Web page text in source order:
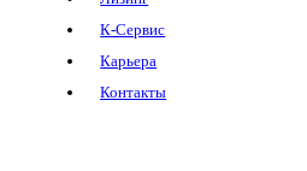
К-Сервис
Карьера
Контакты